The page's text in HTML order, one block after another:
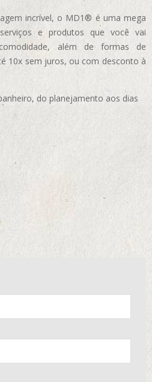
incrível, o MD1® é uma mega
e produtos que você vai
além de formas de
10x sem juros, ou com desconto à
do planejamento aos dias